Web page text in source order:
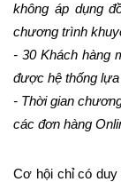
không áp dụng
chương trình
- 30 Khách hàng
được hệ thống lựa
- Thời gian
các đơn hàng
Cơ hội chỉ có